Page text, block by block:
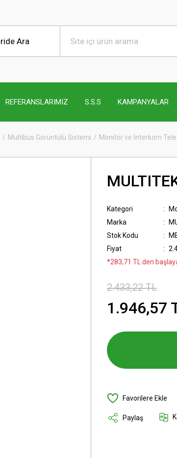
REFERANSLARIMIZ S.S.S KAMPANYALAR
Multibus Görüntülü Sistemi Monitör ve İnterkom
Kategori
Marka
Stok Kodu
Fiyat
*283,71 TL den
2.433,22 TL
1.946,57
Paylaş